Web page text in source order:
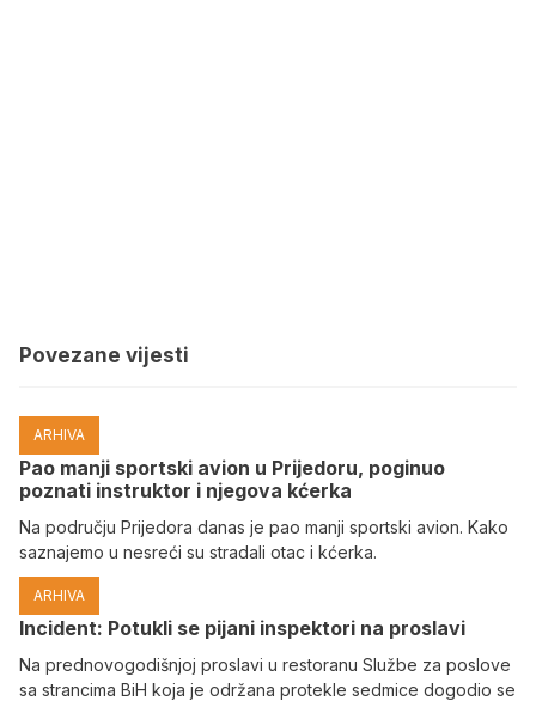
Povezane vijesti
ARHIVA
Pao manji sportski avion u Prijedoru, poginuo
poznati instruktor i njegova kćerka
Na području Prijedora danas je pao manji sportski avion. Kako
saznajemo u nesreći su stradali otac i kćerka.
ARHIVA
Incident: Potukli se pijani inspektori na proslavi
Na prednovogodišnjoj proslavi u restoranu Službe za poslove
sa strancima BiH koja je održana protekle sedmice dogodio se